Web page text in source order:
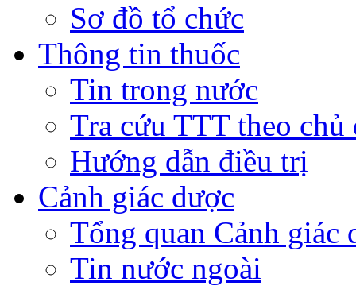
Sơ đồ tổ chức
Thông tin thuốc
Tin trong nước
Tra cứu TTT theo
Hướng dẫn điều trị
Cảnh giác dược
Tổng quan Cảnh giác
Tin nước ngoài